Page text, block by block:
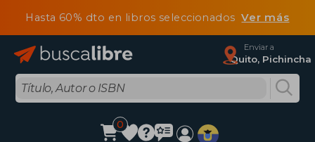
Hasta 60% dto en libros seleccionadosVer más
Enviar a
Quito, Pichincha
0